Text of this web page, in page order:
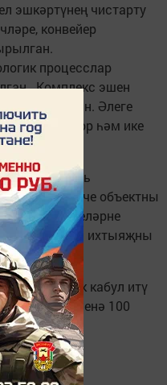
эшкәртүнең чистарту
конвейер
процесслар
Комплекс эшен
мөмкин. Әлеге
бер оператор һәм ике
генераль
икенче объектны
бөртеклеләрне
булган ихтыяҗны
икмәк кабул итү
100